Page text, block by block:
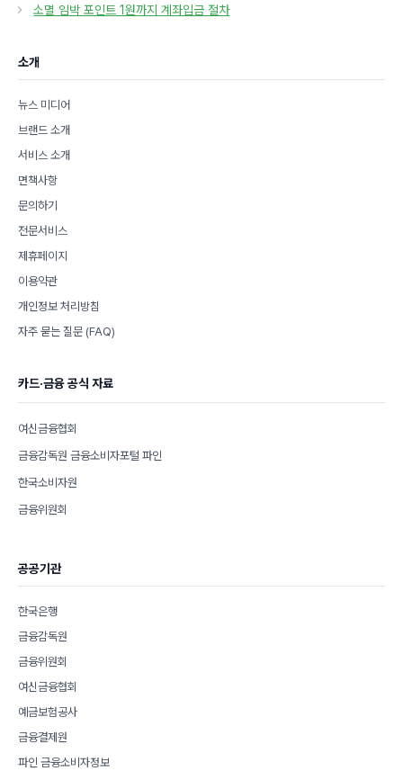
리
소멸 임박 포인트 1원까지 계좌입금 절차
소개
뉴스 미디어
브랜드 소개
서비스 소개
면책사항
문의하기
전문서비스
제휴페이지
이용약관
개인정보 처리방침
자주 묻는 질문 (FAQ)
카드·금융 공식 자료
여신금융협회
금융감독원 금융소비자포털 파인
한국소비자원
금융위원회
공공기관
한국은행
금융감독원
금융위원회
여신금융협회
예금보험공사
금융결제원
파인 금융소비자정보